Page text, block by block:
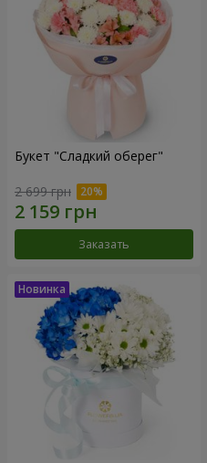
Букет "Сладкий оберег"
2 699 грн
Заказать